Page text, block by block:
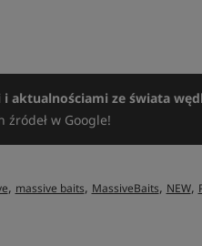
i aktualnościami ze świata
w Google!
, massive baits, MassiveBaits, NEW,